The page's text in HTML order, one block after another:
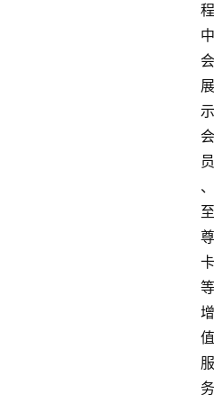
程
中
会
展
示
会
员
、
至
尊
卡
等
增
值
服
务